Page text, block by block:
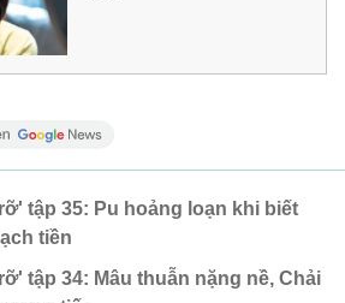
tập 35: Pu hoảng loạn khi biết
tiền
tập 34: Mâu thuẫn nặng nề, Chải